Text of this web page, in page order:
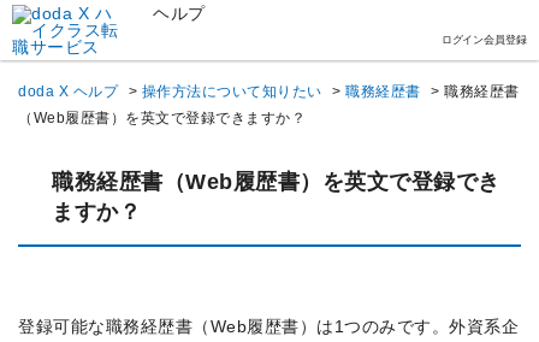
ヘルプ
ログイン会員登録
doda X ヘルプ > 操作方法について知りたい > 職務経歴書 > 職務経歴書
（Web履歴書）を英文で登録できますか？
職務経歴書（Web履歴書）を英文で登録でき
ますか？
登録可能な職務経歴書（Web履歴書）は1つのみです。外資系企